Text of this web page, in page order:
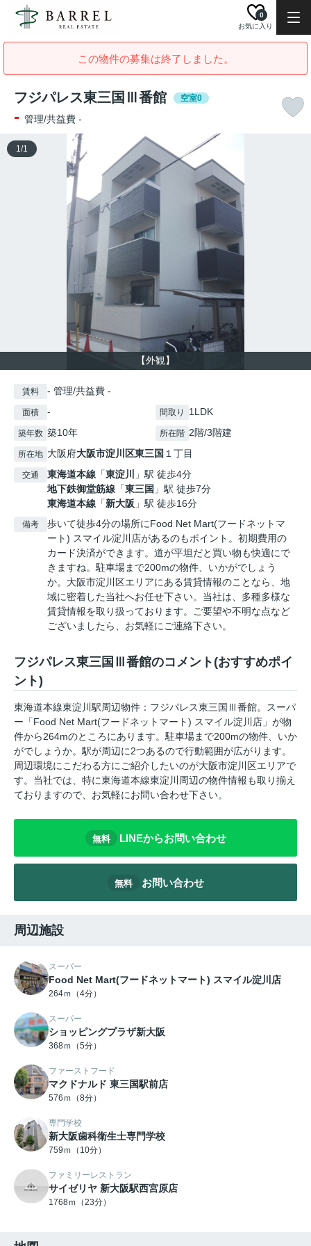
お気に入り
0
この物件の募集は終了しました。
フジパレス東三国Ⅲ番館 空室0
- 管理/共益費 -
【外観】
1/1
賃料 - 管理/共益費 -
面積 - 間取り 1LDK
築年数 築10年 所在階 2階/3階建
所在地 大阪府大阪市淀川区東三国 １丁目
交通 東海道本線 「東淀川
」駅 徒歩4分
地下鉄御堂筋線 「東三国 」駅 徒歩7分
東海道本線 「新大阪 」駅 徒歩16分
備考
歩いて徒歩4分の場所にFood Net Mart(フードネットマ
ート) スマイル淀川店があるのもポイント。初期費用の
カード決済ができます。道が平坦だと買い物も快適にで
きますね。駐車場まで200mの物件、いかがでしょう
か。大阪市淀川区エリアにある賃貸情報のことなら、地
域に密着した当社へお任せ下さい。当社は、多種多様な
賃貸情報を取り扱っております。ご要望や不明な点など
ございましたら、お気軽にご連絡下さい。
フジパレス東三国Ⅲ番館のコメント(おすすめポイ
ント)
東海道本線東淀川駅周辺物件：フジパレス東三国Ⅲ番館。スーパ
ー「Food Net Mart(フードネットマート) スマイル淀川店」が物
件から264mのところにあります。駐車場まで200mの物件、いか
がでしょうか。駅が周辺に2つあるので行動範囲が広がります。
周辺環境にこだわる方にご紹介したいのが大阪市淀川区エリアで
す。当社では、特に東海道本線東淀川周辺の物件情報も取り揃え
ておりますので、お気軽にお問い合わせ下さい。
無料 LINEからお問い合わせ
無料 お問い合わせ
周辺施設
スーパー
Food Net Mart(フードネットマート) スマイル淀川店
264ｍ（4分）
スーパー
ショッピングプラザ新大阪
368ｍ（5分）
ファーストフード
マクドナルド 東三国駅前店
576ｍ（8分）
専門学校
新大阪歯科衛生士専門学校
759ｍ（10分）
ファミリーレストラン
サイゼリヤ 新大阪駅西宮原店
1768ｍ（23分）